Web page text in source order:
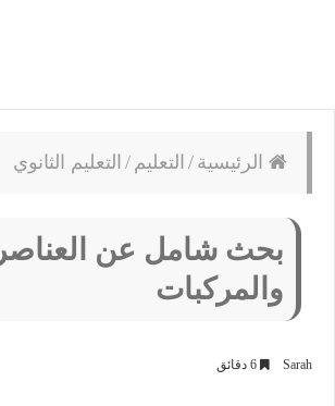
الرئيسية / التعليم / التعليم الثانوي
بحث شامل عن العناصر
والمركبات
Sarah